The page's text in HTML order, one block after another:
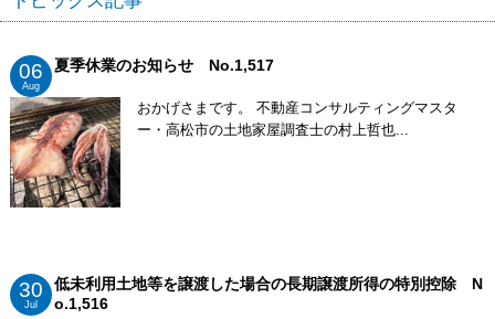
06
Aug
夏季休業のお知らせ No.1,517
おかげさまです。 不動産コンサルティングマスタ
ー・高松市の土地家屋調査士の村上哲也...
30
Jul
低未利用土地等を譲渡した場合の長期譲渡所得の特別控除 N
o.1,516